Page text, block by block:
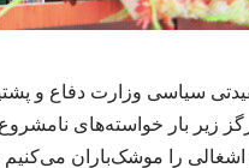
سیاسی وزارت دفاع و
زیر بار خواسته‌های
را موشک‌باران می‌کنیم